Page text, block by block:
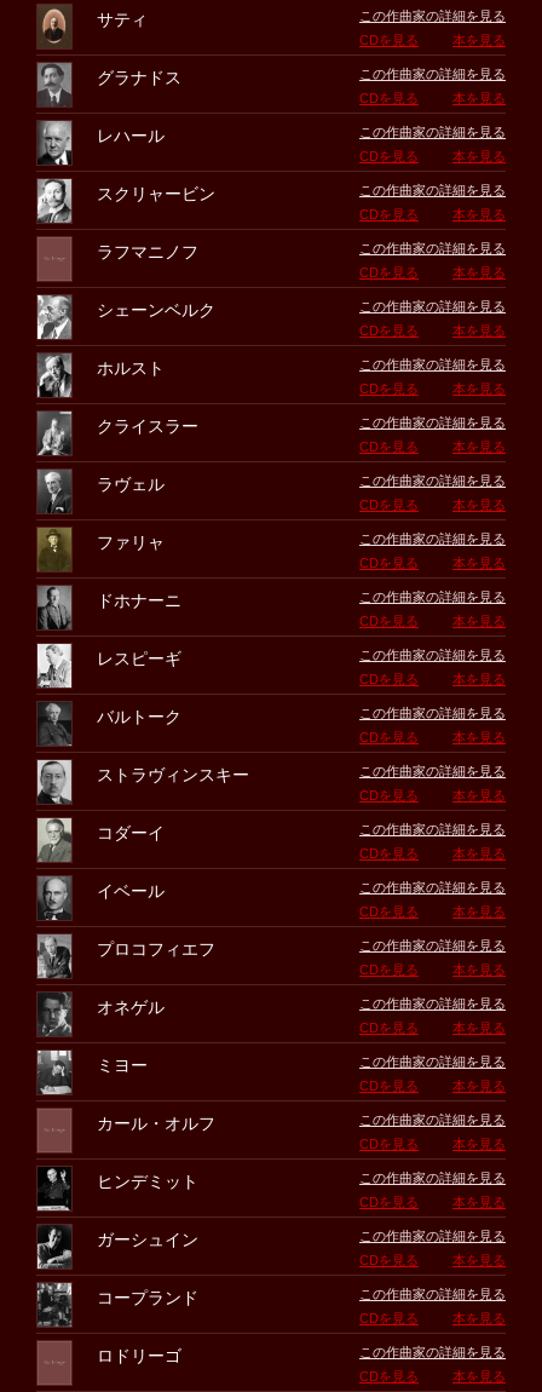
サティ
この作曲家の詳細を見る
CDを見る
本を見る
グラナドス
この作曲家の詳細を見る
CDを見る
本を見る
レハール
この作曲家の詳細を見る
CDを見る
本を見る
スクリャービン
この作曲家の詳細を見る
CDを見る
本を見る
ラフマニノフ
この作曲家の詳細を見る
CDを見る
本を見る
シェーンベルク
この作曲家の詳細を見る
CDを見る
本を見る
ホルスト
この作曲家の詳細を見る
CDを見る
本を見る
クライスラー
この作曲家の詳細を見る
CDを見る
本を見る
ラヴェル
この作曲家の詳細を見る
CDを見る
本を見る
ファリャ
この作曲家の詳細を見る
CDを見る
本を見る
ドホナーニ
この作曲家の詳細を見る
CDを見る
本を見る
レスピーギ
この作曲家の詳細を見る
CDを見る
本を見る
バルトーク
この作曲家の詳細を見る
CDを見る
本を見る
ストラヴィンスキー
この作曲家の詳細を見る
CDを見る
本を見る
コダーイ
この作曲家の詳細を見る
CDを見る
本を見る
イベール
この作曲家の詳細を見る
CDを見る
本を見る
プロコフィエフ
この作曲家の詳細を見る
CDを見る
本を見る
オネゲル
この作曲家の詳細を見る
CDを見る
本を見る
ミヨー
この作曲家の詳細を見る
CDを見る
本を見る
カール・オルフ
この作曲家の詳細を見る
CDを見る
本を見る
ヒンデミット
この作曲家の詳細を見る
CDを見る
本を見る
ガーシュイン
この作曲家の詳細を見る
CDを見る
本を見る
コープランド
この作曲家の詳細を見る
CDを見る
本を見る
ロドリーゴ
この作曲家の詳細を見る
CDを見る
本を見る